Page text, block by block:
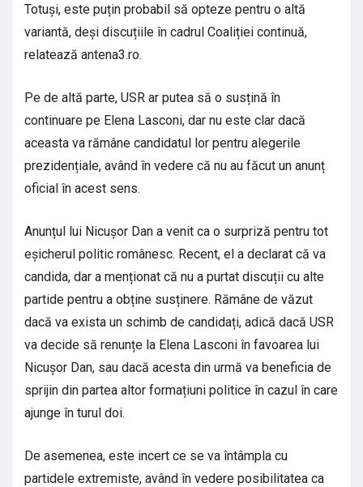
Totuși, este puțin probabil să opteze pentru o altă
variantă, deși discuțiile în cadrul Coaliției continuă,
relatează antena3.ro.
Pe de altă parte, USR ar putea să o susțină în
continuare pe Elena Lasconi, dar nu este clar dacă
aceasta va rămâne candidatul lor pentru alegerile
prezidențiale, având în vedere că nu au făcut un anunț
oficial în acest sens.
Anunțul lui Nicușor Dan a venit ca o surpriză pentru tot
eșicherul politic românesc. Recent, el a declarat că va
candida, dar a menționat că nu a purtat discuții cu alte
partide pentru a obține susținere. Rămâne de văzut
dacă va exista un schimb de candidați, adică dacă USR
va decide să renunțe la Elena Lasconi în favoarea lui
Nicușor Dan, sau dacă acesta din urmă va beneficia de
sprijin din partea altor formațiuni politice în cazul în care
ajunge în turul doi.
De asemenea, este incert ce se va întâmpla cu
partidele extremiste, având în vedere posibilitatea ca